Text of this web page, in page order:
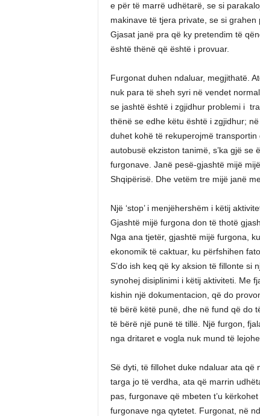
e për të marrë udhëtarë, se si
makinave të tjera private, se si
Gjasat janë pra që ky pretendim të
është thënë që është i provuar.
Furgonat duhen ndaluar, megjithatë.
nuk para të sheh syri në vendet
se jashtë është i zgjidhur problemi i
thënë se edhe këtu është i zgjidhur;
duhet kohë të rekuperojmë
autobusë ekziston tanimë, s’ka gjë se
furgonave. Janë pesë-gjashtë mijë
Shqipërisë. Dhe vetëm tre mijë janë
Një ‘stop’ i menjëhershëm i këtij
Gjashtë mijë furgona don të thotë
Nga ana tjetër, gjashtë mijë furgona,
ekonomik të caktuar, ku përfshihen
S’do ish keq që ky aksion të fillonte si
synohej disiplinimi i këtij aktiviteti. Me
kishin një dokumentacion, që do
të bërë këtë punë, dhe në fund që do
të bërë një punë të tillë. Një furgon,
nga dritaret e vogla nuk mund të
Së dyti, të fillohet duke ndaluar ata që
targa jo të verdha, ata që marrin
pas, furgonave që mbeten t’u
furgonave nga qytetet. Furgonat, në